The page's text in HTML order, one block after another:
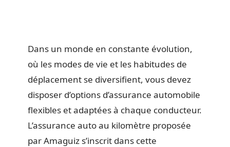
Dans un monde en constante évolution,
où les modes de vie et les habitudes de
déplacement se diversifient, vous devez
disposer d’options d’assurance automobile
flexibles et adaptées à chaque conducteur.
L’assurance auto au kilomètre proposée
par Amaguiz s’inscrit dans cette